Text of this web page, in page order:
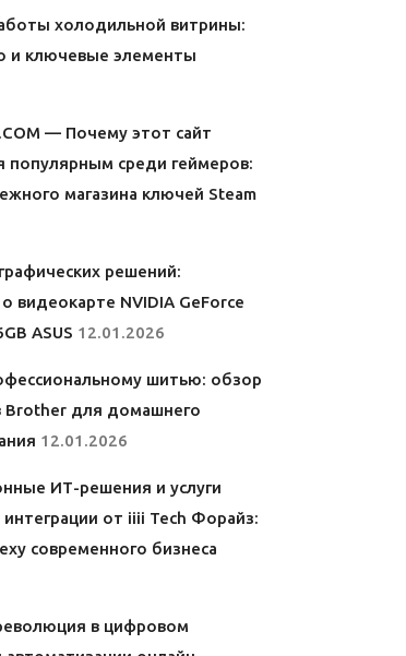
холодильной витрины:
и ключевые элементы
— Почему этот сайт
популярным среди геймеров:
магазина ключей Steam
решений:
видеокарте NVIDIA GeForce
ASUS 12.01.2026
шитью: обзор
Brother для домашнего
12.01.2026
ИТ-решения и услуги
интеграции от iiii Tech Форайз:
современного бизнеса
в цифровом